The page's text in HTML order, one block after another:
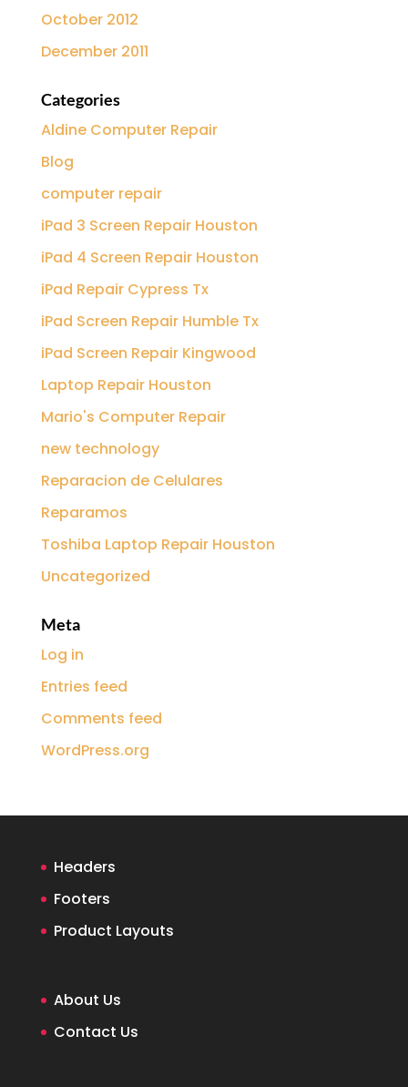
October 2012
December 2011
Categories
Aldine Computer Repair
Blog
computer repair
iPad 3 Screen Repair Houston
iPad 4 Screen Repair Houston
iPad Repair Cypress Tx
iPad Screen Repair Humble Tx
iPad Screen Repair Kingwood
Laptop Repair Houston
Mario's Computer Repair
new technology
Reparacion de Celulares
Reparamos
Toshiba Laptop Repair Houston
Uncategorized
Meta
Log in
Entries feed
Comments feed
WordPress.org
Headers
Footers
Product Layouts
About Us
Contact Us